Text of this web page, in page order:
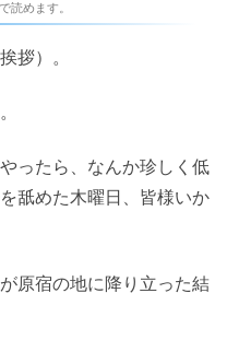
で読めます。
拶）。
ったら、なんか珍しく低
舐めた木曜日、皆様いか
原宿の地に降り立った結